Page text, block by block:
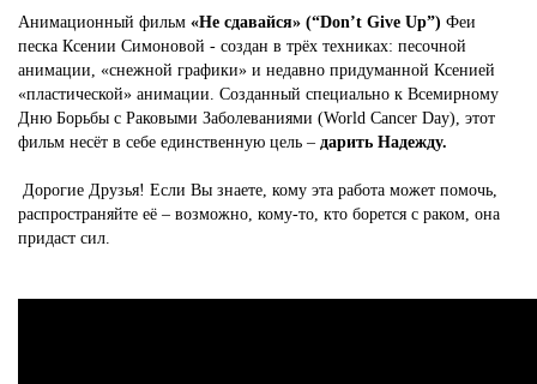
Анимационный фильм «Не сдавайся» (“Don’t Give Up”) Феи
песка Ксении Симоновой - создан в трёх техниках: песочной
анимации, «снежной графики» и недавно придуманной Ксенией
«пластической» анимации. Созданный специально к Всемирному
Дню Борьбы с Раковыми Заболеваниями (World Cancer Day), этот
фильм несёт в себе единственную цель – дарить Надежду.
Дорогие Друзья! Если Вы знаете, кому эта работа может помочь,
распространяйте её – возможно, кому-то, кто борется с раком, она
придаст сил.